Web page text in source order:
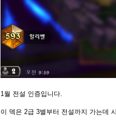
1월 전설 인증입니다.
이 덱은 2급 3별부터 전설까지 가는데